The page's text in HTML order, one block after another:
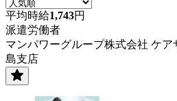
平均時給1,743円
派遣労働者
マンパワーグループ株式会社 ケ
島支店